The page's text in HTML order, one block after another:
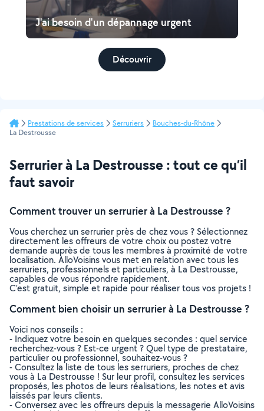
J'ai besoin d'un dépannage urgent
Découvrir
Prestations de services Serruriers
Bouches-du-Rhône
La Destrousse
Serrurier à La Destrousse : tout ce qu’il
faut savoir
Comment trouver un serrurier à La Destrousse ?
Vous cherchez un serrurier près de chez vous ? Sélectionnez
directement les offreurs de votre choix ou postez votre
demande auprès de tous les membres à proximité de votre
localisation. AlloVoisins vous met en relation avec tous les
serruriers, professionnels et particuliers, à La Destrousse,
capables de vous répondre rapidement.
C’est gratuit, simple et rapide pour réaliser tous vos projets !
Comment bien choisir un serrurier à La Destrousse ?
Voici nos conseils :
- Indiquez votre besoin en quelques secondes : quel service
recherchez-vous ? Est-ce urgent ? Quel type de prestataire,
particulier ou professionnel, souhaitez-vous ?
- Consultez la liste de tous les serruriers, proches de chez
vous à La Destrousse ! Sur leur profil, consultez les services
proposés, les photos de leurs réalisations, les notes et avis
laissés par leurs clients.
- Conversez avec les offreurs depuis la messagerie AlloVoisins